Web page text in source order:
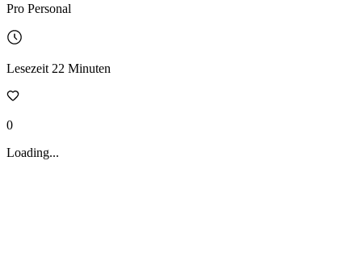
Pro Personal
Lesezeit 22 Minuten
0
Loading...